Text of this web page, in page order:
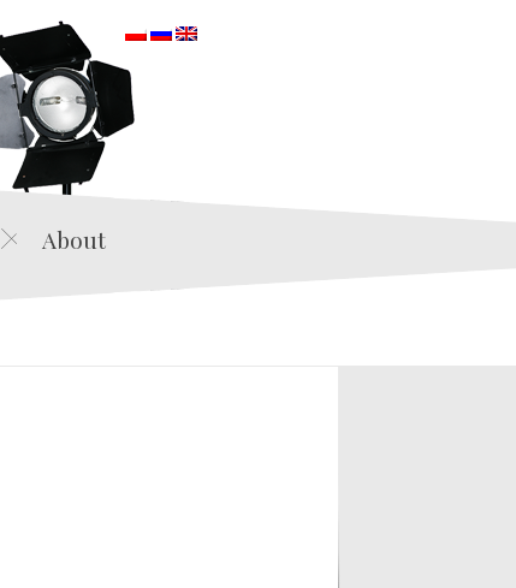
About